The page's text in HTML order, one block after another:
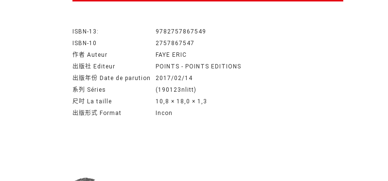
ISBN-13:
9782757867549
ISBN-10
2757867547
作者 Auteur
FAYE ERIC
出版社 Editeur
POINTS - POINTS EDITIONS
出版年份 Date de parution
2017/02/14
系列 Séries
(190123nlitt)
尺吋 La taille
10,8 × 18,0 × 1,3
出版形式 Format
Incon